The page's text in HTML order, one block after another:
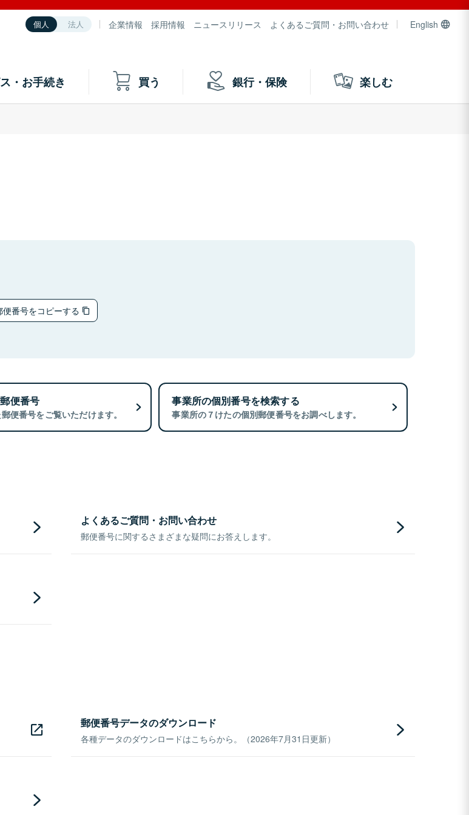
個人 法人 企業情報 採用情報 ニュースリリース よくあるご質問・お問い合わせ English
・お手続き 買う 銀行・保険 楽しむ
便番号をコピーする
便番号
便番号をご覧いただけます。
事業所の個別番号を検索する
事業所の７けたの個別郵便番号をお調べします。
よくあるご質問・お問い合わせ
郵便番号に関するさまざまな疑問にお答えします。
郵便番号データのダウンロード
各種データのダウンロードはこちらから。（2026年7月31日更新）